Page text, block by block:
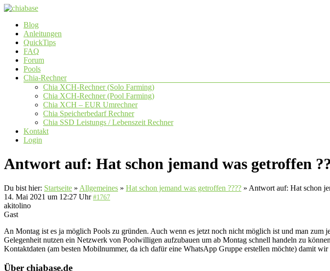
Zum
springen
chiabase
CHIA
Info-
Community
Seite
Menü
Blog
Anleitungen
QuickTips
FAQ
Forum
Pools
Chia-Rechner
Chia XCH-Rechner (Solo Farming)
Chia XCH-Rechner (Pool Farming)
Chia XCH – EUR Umrechner
Chia Speicherbedarf Rechner
Chia SSD Leistungs / Lebenszeit Rechner
Kontakt
Login
Antwort auf: Hat schon jemand was getroffen
Du bist hier: Startseite » Allgemeines » Hat schon jemand was getroffen ???? » Antwort auf: Hat schon
14. Mai 2021 um 12:27 Uhr #1767
akitolino
Gast
An Montag ist es ja möglich Pools zu gründen. Auch wenn es jetzt noch nicht möglich ist und man
Gelegenheit nutzen ein Netzwerk von Poolwilligen aufzubauen um ab Montag schnell handeln zu
Kontaktdaten (am besten Mobilnummer, da ich dafür eine WhatsApp Gruppe erstellen möchte) damit
Über chiabase.de